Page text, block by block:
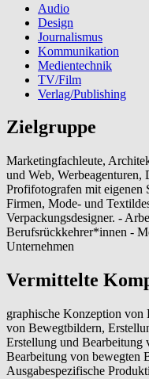
Audio
Design
Journalismus
Kommunikation
Medientechnik
TV/Film
Verlag/Publishing
Zielgruppe
Marketingfachleute,
und Web, Werbeagenturen,
Profifotografen mit eigenen
Firmen, Mode- und
Verpackungsdesigner. -
Berufsrückkehrer*innen -
Unternehmen
Vermittelte
graphische Konzeption
von Bewegtbildern,
Erstellung und Bearbeitung
Bearbeitung von bewegten
Ausgabespezifische